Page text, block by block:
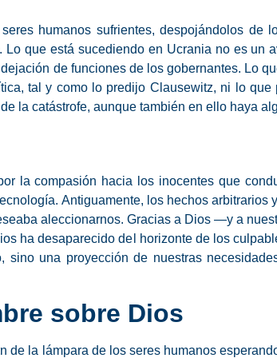
humanos sufrientes, despojándolos de
que está sucediendo en Ucrania no es un
de funciones de los gobernantes. Lo
tal y como lo predijo Clausewitz, ni lo que
la catástrofe, aunque también en ello haya
la compasión hacia los inocentes que
Antiguamente, los hechos arbitrarios
aleccionarnos. Gracias a Dios —y a
ha desaparecido del horizonte de los
sino una proyección de nuestras
sobre Dios
de la lámpara de los seres humanos